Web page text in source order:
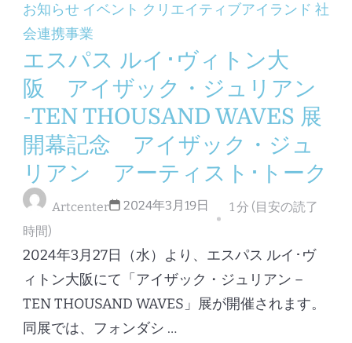
お知らせ イベント クリエイティブアイランド 社
会連携事業
エスパス ルイ･ヴィトン大
阪 アイザック・ジュリアン
-TEN THOUSAND WAVES 展
開幕記念 アイザック・ジュ
リアン アーティスト･トーク
Artcenter 2024年3月19日
1 分 (目安の読了
時間)
2024年3月27日（水）より、エスパス ルイ･ヴ
ィトン大阪にて「アイザック・ジュリアン –
TEN THOUSAND WAVES」展が開催されます。
同展では、フォンダシ …